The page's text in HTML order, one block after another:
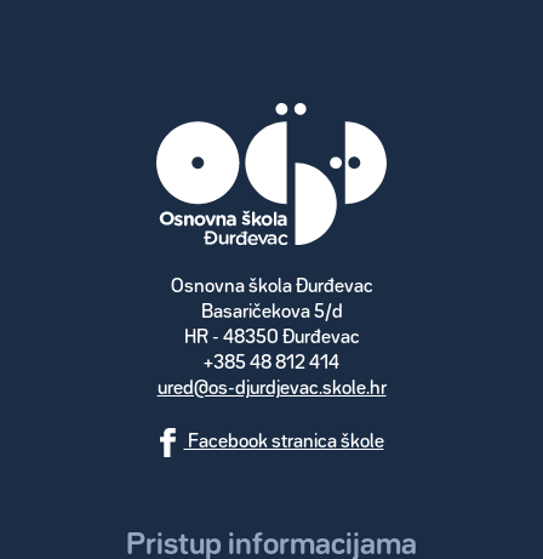
Osnovna škola Đurđevac
Basaričekova 5/d
HR - 48350 Đurđevac
+385 48 812 414
ured@os-djurdjevac.skole.hr
Facebook stranica škole
Pristup informacijama